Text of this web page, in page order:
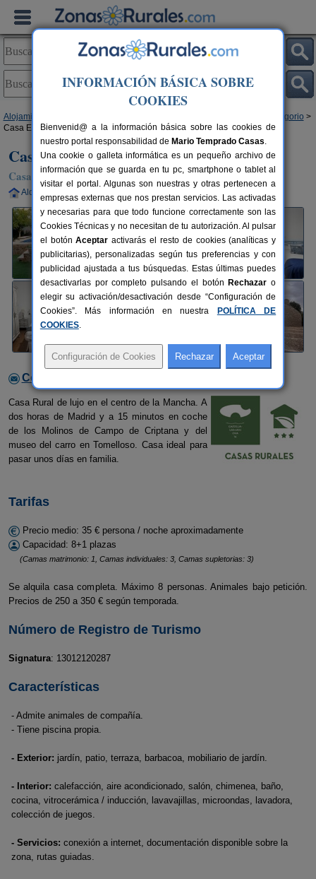
Alojamientos Arenales de San Gregorio >
Casa Eufemia
Casa Eufemia
Casa Rural en Arenales de San Gregorio (Ciudad Real)
Alquiler completo 124 km de Ciudad Real
Contactar con el alojamiento
Casa Rural de lujo en el centro de la Mancha. A
dos horas de Madrid y a 15 minutos en coche
de los Molinos de Campo de Criptana y del
museo del carro en Tomelloso. Casa ideal para
pasar unos días en familia.
Tarifas
Precio medio: 35 € persona / noche aproximadamente
Capacidad: 8+1 plazas
(Camas matrimonio: 1, Camas individuales: 3, Camas supletorias: 3)
Se alquila casa completa. Máximo 8 personas. Animales bajo petición.
Precios de 250 a 350 € según temporada.
Número de Registro de Turismo
Signatura: 13012120287
Características
- Admite animales de compañía.
- Tiene piscina propia.
- Exterior: jardín, patio, terraza, barbacoa, mobiliario de jardín.
- Interior: calefacción, aire acondicionado, salón, chimenea, baño,
cocina, vitrocerámica / inducción, lavavajillas, microondas, lavadora,
colección de juegos.
- Servicios: conexión a internet, documentación disponible sobre la
zona, rutas guiadas.
INFORMACIÓN BÁSICA SOBRE
COOKIES
Bienvenid@ a la información básica sobre las cookies de
nuestro portal responsabilidad de Mario Temprado Casas.
Una cookie o galleta informática es un pequeño archivo de
información que se guarda en tu pc, smartphone o tablet al
visitar el portal. Algunas son nuestras y otras pertenecen a
empresas externas que nos prestan servicios. Las activadas
y necesarias para que todo funcione correctamente son las
Cookies Técnicas y no necesitan de tu autorización. Al pulsar
el botónAceptar activarás el resto de cookies (analíticas y
publicitarias), personalizadas según tus preferencias y con
publicidad ajustada a tus búsquedas. Estas últimas puedes
desactivarlas por completo pulsando el botón Rechazar o
elegir su activación/desactivación desde “Configuración de
Cookies”. Más información en nuestra
POLÍTICA DE
COOKIES.